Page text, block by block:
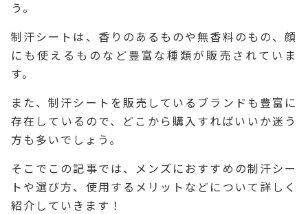
う。
制汗シートは、香りのあるものや無香料のもの、顔
にも使えるものなど豊富な種類が販売されていま
す。
また、制汗シートを販売しているブランドも豊富に
存在しているので、どこから購入すればいいか迷う
方も多いでしょう。
そこでこの記事では、メンズにおすすめの制汗シー
トや選び方、使用するメリットなどについて詳しく
紹介していきます！